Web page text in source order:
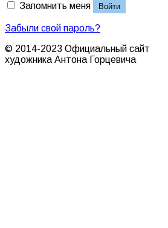
Запомнить меня Войти
Забыли свой пароль?
© 2014-2023 Официальный сайт
художника Антона Горцевича